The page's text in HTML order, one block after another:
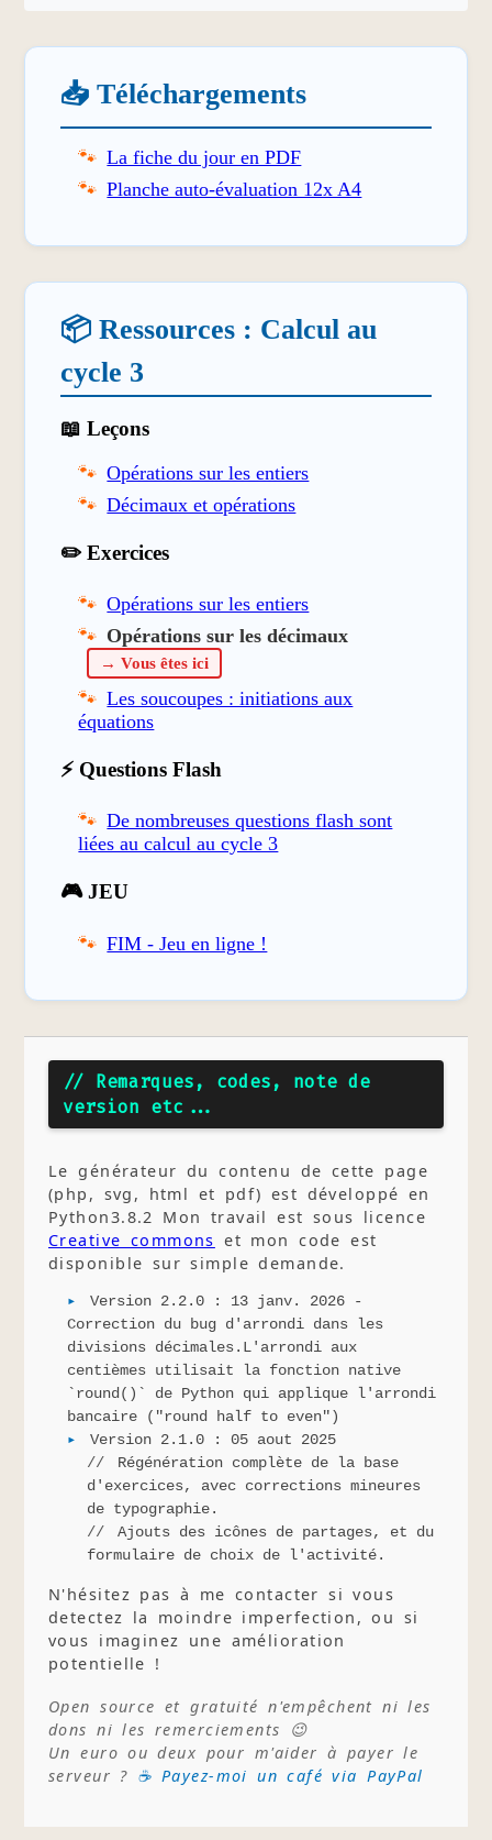
📥 Téléchargements
La fiche du jour en PDF
Planche auto-évaluation 12x A4
📦 Ressources : Calcul au
cycle 3
📖 Leçons
Opérations sur les entiers
Décimaux et opérations
✏️ Exercices
Opérations sur les entiers
Opérations sur les décimaux
→ Vous êtes ici
Les soucoupes : initiations aux
équations
⚡ Questions Flash
De nombreuses questions flash sont
liées au calcul au cycle 3
🎮 JEU
FIM - Jeu en ligne !
// Remarques, codes, note de
version etc...
Le générateur du contenu de cette page
(php, svg, html et pdf) est développé en
Python3.8.2 Mon travail est sous licence
Creative commons et mon code est
disponible sur simple demande.
Version 2.2.0 : 13 janv. 2026 -
Correction du bug d'arrondi dans les
divisions décimales.L'arrondi aux
centièmes utilisait la fonction native
`round()` de Python qui applique l'arrondi
bancaire ("round half to even")
Version 2.1.0 : 05 aout 2025
Régénération complète de la base
d'exercices, avec corrections mineures
de typographie.
Ajouts des icônes de partages, et du
formulaire de choix de l'activité.
N'hésitez pas à me contacter si vous
detectez la moindre imperfection, ou si
vous imaginez une amélioration
potentielle !
Open source et gratuité n'empêchent ni les
dons ni les remerciements 😉
Un euro ou deux pour m'aider à payer le
serveur ? ☕ Payez-moi un café via PayPal